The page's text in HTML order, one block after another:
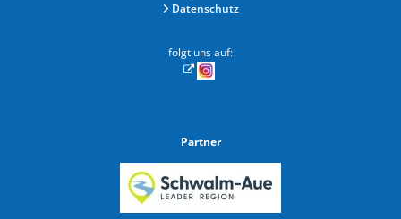
Datenschutz
folgt uns auf:
Partner